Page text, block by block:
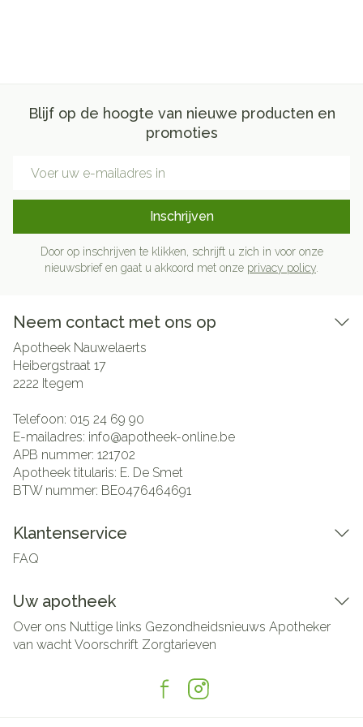
Blijf op de hoogte van nieuwe producten en
promoties
Inschrijven
Door op inschrijven te klikken, schrijft u zich in voor onze
nieuwsbrief en gaat u akkoord met onze privacy policy
Neem contact met ons op
Apotheek Nauwelaerts
Heibergstraat 17
2222 Itegem
Telefoon: 015 24 69 90
E-mailadres: info@apotheek-online.be
APB nummer: 121702
Apotheek titularis: E. De Smet
BTW nummer: BE0476464691
Klantenservice
FAQ
Uw apotheek
Over ons Nuttige links Gezondheidsnieuws Apotheker
van wachtVoorschrift Zorgtarieven